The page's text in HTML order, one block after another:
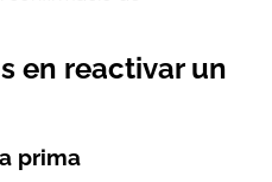
en reactivar un
prima